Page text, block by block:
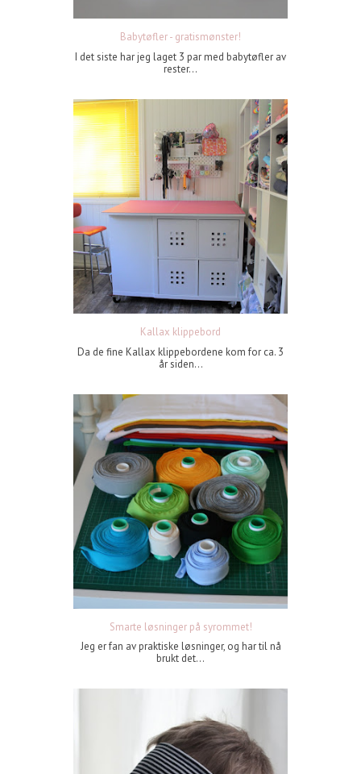
Babytøfler - gratismønster!
I det siste har jeg laget 3 par med babytøfler av
rester...
Kallax klippebord
Da de fine Kallax klippebordene kom for ca. 3
år siden...
Smarte løsninger på syrommet!
Jeg er fan av praktiske løsninger, og har til nå
brukt det...